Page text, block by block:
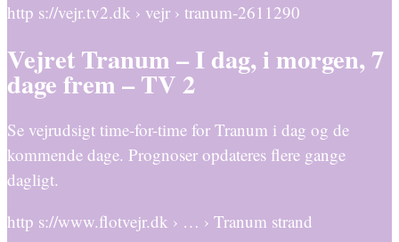
http s://vejr.tv2.dk › vejr › tranum-2611290
Vejret Tranum – I dag, i morgen, 7
dage frem – TV 2
Se vejrudsigt time-for-time for Tranum i dag og de
kommende dage. Prognoser opdateres flere gange
dagligt.
http s://www.flotvejr.dk › … › Tranum strand